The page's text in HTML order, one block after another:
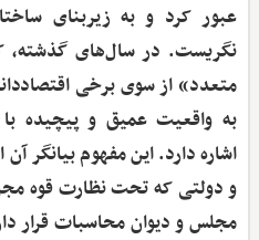
عبور کرد و به زیربنای
نگریست. در سال‌های گذشته،
متعدد» از سوی برخی
به واقعیت عمیق و پیچیده
اشاره دارد. این مفهوم بیانگر
و دولتی که تحت نظارت قوه
مجلس و دیوان محاسبات قرار